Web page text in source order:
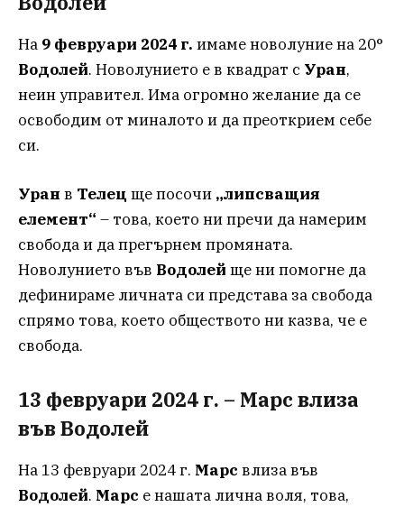
На 9 февруари 2024 г. имаме новолуние на 20°
Водолей. Новолунието е в квадрат с Уран,
неин управител. Има огромно желание да се
освободим от миналото и да преоткрием себе
си.
Уран в Телец ще посочи „липсващия
елемент“ – това, което ни пречи да намерим
свобода и да прегърнем промяната.
Новолунието във Водолей ще ни помогне да
дефинираме личната си представа за свобода
спрямо това, което обществото ни казва, че е
свобода.
13 февруари 2024 г. – Марс влиза
във Водолей
На 13 февруари 2024 г. Марс влиза във
Водолей. Марс е нашата лична воля, това,